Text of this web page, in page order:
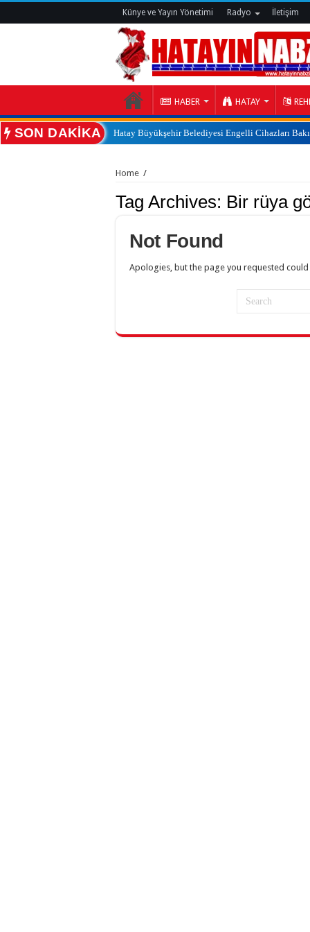
Künye ve Yayın Yönetimi Radyo İletişim
HABER HATAY
SON DAKİKA
:
Hatay Büyükşehir Belediyesi Engelli Cihazları
Home /
Tag Archives: Bir rüya
Not Found
Apologies, but the page you requested